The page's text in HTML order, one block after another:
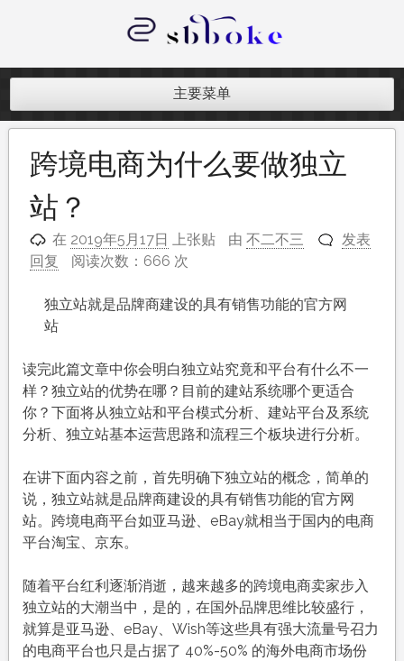
内
记录跨境电商独立站开发遇到的点点
主要菜单
跨境电商为什么要做独立
站？
在 2019年5月17日 上张贴 由不二不三
发表
回复
阅读次数：666 次
独立站就是品牌商建设的具有销售功能的官方网
站
读完此篇文章中你会明白独立站究竟和平台有什么不一
样？独立站的优势在哪？目前的建站系统哪个更适合
你？下面将从独立站和平台模式分析、建站平台及系统
分析、独立站基本运营思路和流程三个板块进行分析。
在讲下面内容之前，首先明确下独立站的概念，简单的
说，独立站就是品牌商建设的具有销售功能的官方网
站。跨境电商平台如亚马逊、eBay就相当于国内的电商
平台淘宝、京东。
随着平台红利逐渐消逝，越来越多的跨境电商卖家步入
独立站的大潮当中，是的，在国外品牌思维比较盛行，
就算是亚马逊、eBay、Wish等这些具有强大流量号召力
的电商平台也只是占据了 40%-50% 的海外电商市场份